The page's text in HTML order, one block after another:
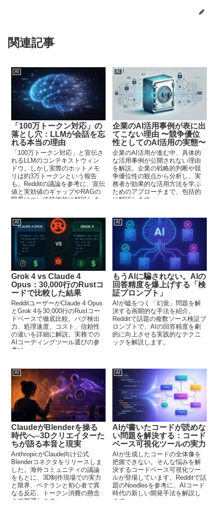
関連記事
AI
「100万トークン対応」の
落とし穴：LLMが会話を忘
れる本当の理由
「100万トークン対応」と宣伝さ
れるLLMのコンテキストウィン
ドウ。しかし実際のホットメモ
リは約3万トークンという報告
も。Redditの議論を参考に、宣伝
値と実効値のギャップやRAGの
限界について技術的に解説しま
AI
企業のAI活用事例が表に出
てこない理由 〜競争優位
性としてのAI活用の実態〜
企業のAI活用が進む中、具体的
な活用事例が公開されない理由
を解説。企業の戦略的判断や競
争優位性の観点から分析し、実
務者が効果的な活用方法を学ぶ
ためのアプローチまで、包括的
に解説します。
AI
Grok 4 vs Claude 4
Opus：30,000行のRustコ
ードで比較した結果
RedditユーザーがClaude 4 Opus
とGrok 4を30,000行のRustコー
ドベースで徹底比較。バグ検出
力、処理速度、コスト、信頼性
の違いを詳細に解説。実務での
AIコーディングツール選びの参
考に。
AI
もうAIに騙されない。AIの
回答精度を爆上げする「検
証プロンプト」
AIが嘘をつく「幻覚」問題を解
決する画期的な手法を紹介。
Redditで話題の複数ソース検証プ
ロンプトで、AIの回答精度を劇
的に向上させる実践的なテクニ
ックを解説します。
AI
ClaudeがBlenderを操る
時代へ─3Dクリエイターた
ちが語る本音と現実
AnthropicがClaude向け公式
Blenderコネクタをリリースしま
した。海外コミュニティの議論
をもとに、3D制作現場での実力
と限界、ベテランと初心者で異
なる反応、トークン消費の懸念
まで整理します。
AI
AIが書いたコードが読めな
い問題を解決する：コード
ベース可視化ツールの実力
AIが生成したコードの全体像を
把握できない。そんな悩みを解
決するコードベース可視化ツー
ルが登場しています。Redditで話
題のNoodlesを参考に、AIコード
時代の新しい開発手法を解説し
ます。